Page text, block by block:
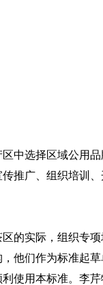
中选择区域公用
推广、组织培训
的实际，组织专
他们作为标准起
使用本标准。李